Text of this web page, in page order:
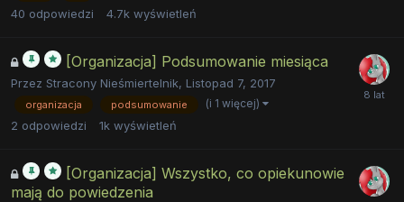
40 odpowiedzi 4.7k wyświetleń
[Organizacja] Podsumowanie miesiąca
Przez Stracony Nieśmiertelnik, Listopad 7, 2017
organizacja podsumowanie (i 1 więcej)
2 odpowiedzi 1k wyświetleń
[Organizacja] Wszystko, co opiekunowie
mają do powiedzenia